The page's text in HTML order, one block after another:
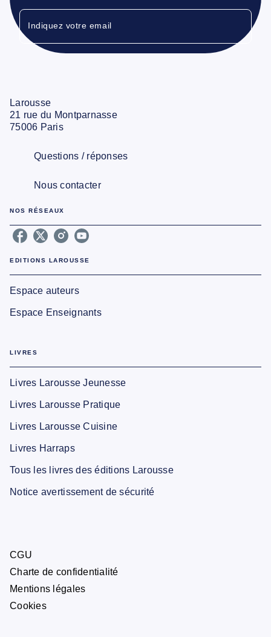
Indiquez votre email
Larousse
21 rue du Montparnasse
75006 Paris
Questions / réponses
Nous contacter
NOS RÉSEAUX
EDITIONS LAROUSSE
Espace auteurs
Espace Enseignants
LIVRES
Livres Larousse Jeunesse
Livres Larousse Pratique
Livres Larousse Cuisine
Livres Harraps
Tous les livres des éditions Larousse
Notice avertissement de sécurité
CGU
Charte de confidentialité
Mentions légales
Cookies